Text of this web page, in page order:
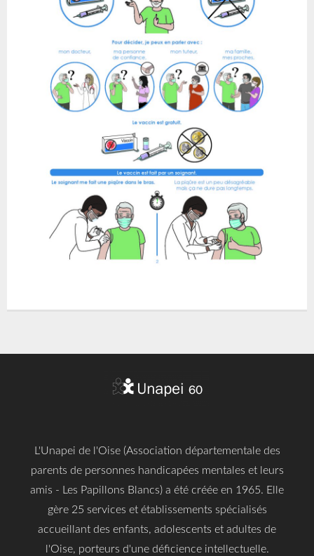
L'Unapei de l'Oise (Association départementale des
parents de personnes handicapées mentales et leurs
amis - Les Papillons Blancs) a été créée en 1965. Elle
gère 25 services et établissements spécialisés
accueillant des enfants, adolescents et adultes de
l'Oise, porteurs d'une déficience intellectuelle.